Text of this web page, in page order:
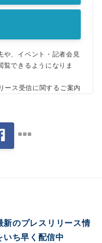
や、イベント・記者会見
覧できるようになりま
ース受信に関するご案内
新のプレスリリース情
いち早く配信中